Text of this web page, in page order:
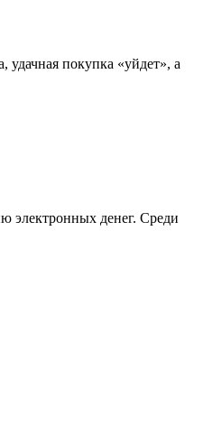
удачная покупка «уйдет», а
электронных денег. Среди